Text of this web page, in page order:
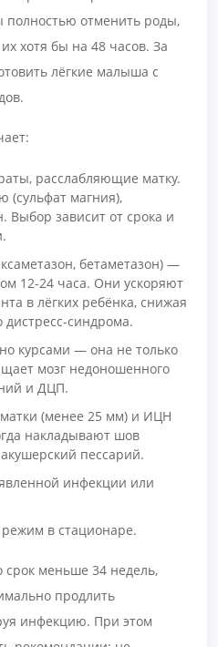
полностью отменить роды,
хотя бы на 48 часов. За
лёгкие малыша с
расслабляющие матку.
(сульфат магния),
Выбор зависит от срока и
бетаметазон) —
12-24 часа. Они ускоряют
в лёгких ребёнка, снижая
дистресс-синдрома.
курсами — она не только
мозг недоношенного
и ДЦП.
(менее 25 мм) и ИЦН
накладывают шов
пессарий.
инфекции или
в стационаре.
меньше 34 недель,
продлить
инфекцию. При этом